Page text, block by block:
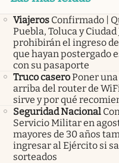
Viajeros Confirmado |
Puebla, Toluca y Ciudad
prohibirán el ingreso
que hayan postergado
con su pasaporte
Truco caseroPoner
arriba del router de
sirve y por qué
Seguridad Nacional
Servicio Militar en
mayores de 30 años
ingresar al Ejército si
sorteados